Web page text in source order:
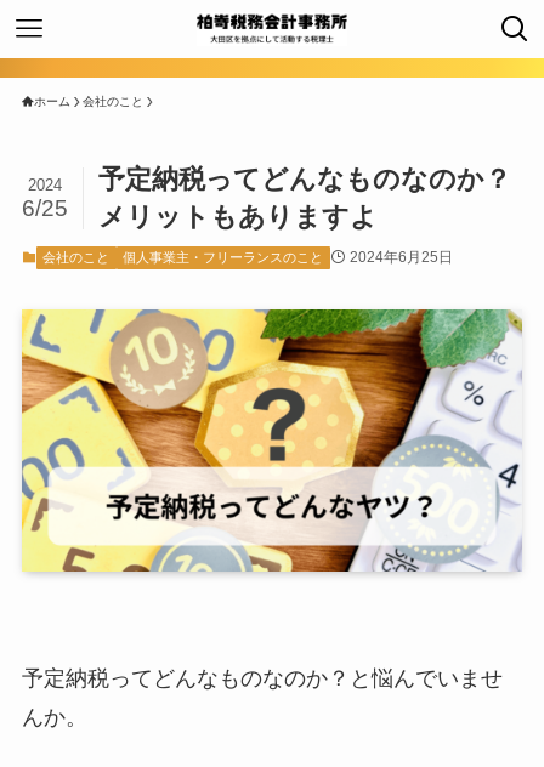
ホーム 会社のこと
予定納税ってどんなものなのか？
メリットもありますよ
2024
6/25
会社のこと 個人事業主・フリーランスのこと 2024年6月25日
予定納税ってどんなものなのか？と悩んでいませ
んか。